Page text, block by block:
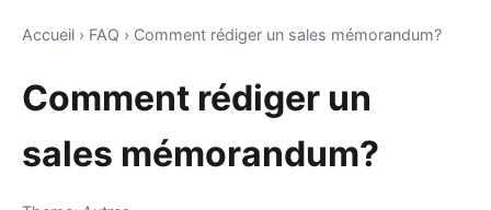
Accueil › FAQ › Comment rédiger un sales mémorandum?
Comment rédiger un
sales mémorandum?